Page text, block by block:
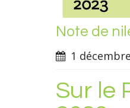
Note de
1
Sur le